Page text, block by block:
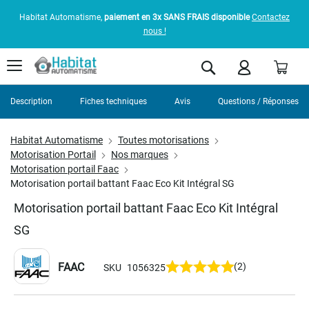
Habitat Automatisme, paiement en 3x SANS FRAIS disponible Contactez
nous !
Rechercher
Habitat Automatisme
Toutes motorisations
Motorisation Portail
Nos marques
Motorisation portail Faac
Motorisation portail battant Faac Eco Kit Intégral SG
Motorisation portail battant Faac Eco Kit Intégral
SG
FAAC SKU 1056325 (2)
Description Fiches techniques Avis Questions / Réponses